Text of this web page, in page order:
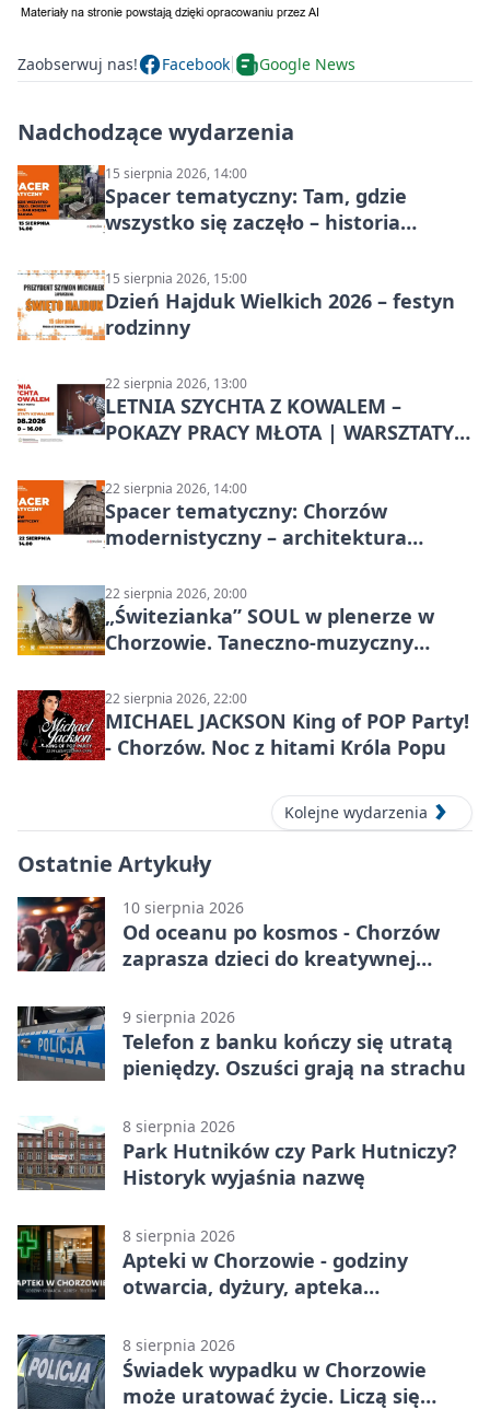
Zaobserwuj nas! Facebook Google News
Nadchodzące wydarzenia
15 sierpnia 2026, 14:00
Spacer tematyczny: Tam, gdzie
wszystko się zaczęło – historia
15 sierpnia 2026, 15:00
Dzień Hajduk Wielkich 2026 – festyn
rodzinny
22 sierpnia 2026, 13:00
LETNIA SZYCHTA Z KOWALEM –
POKAZY PRACY MŁOTA | WARSZTATY
22 sierpnia 2026, 14:00
Spacer tematyczny: Chorzów
modernistyczny – architektura
22 sierpnia 2026, 20:00
„Świtezianka” SOUL w plenerze w
Chorzowie. Taneczno-muzyczny
22 sierpnia 2026, 22:00
MICHAEL JACKSON King of POP Party!
- Chorzów. Noc z hitami Króla Popu
Kolejne wydarzenia
Ostatnie Artykuły
10 sierpnia 2026
Od oceanu po kosmos - Chorzów
zaprasza dzieci do kreatywnej
9 sierpnia 2026
Telefon z banku kończy się utratą
pieniędzy. Oszuści grają na strachu
8 sierpnia 2026
Park Hutników czy Park Hutniczy?
Historyk wyjaśnia nazwę
8 sierpnia 2026
Apteki w Chorzowie - godziny
otwarcia, dyżury, apteka
8 sierpnia 2026
Świadek wypadku w Chorzowie
może uratować życie. Liczą się